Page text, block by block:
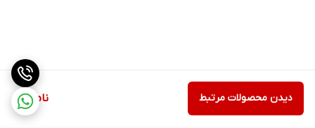
ناموجود دیدن محصولات مرتبط